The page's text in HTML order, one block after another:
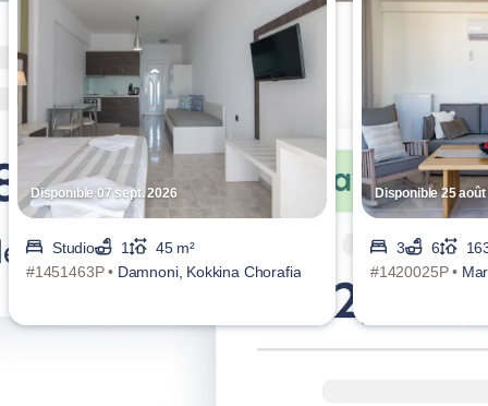
Disponible 07 sept. 2026
Studio 1
45 m²
#1451463P • Damnoni, Kokkina Chorafia
Disponible 25
3 6
#1420025P •